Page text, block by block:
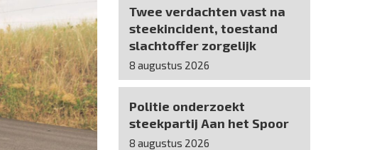
Twee verdachten vast na
steekincident, toestand
slachtoffer zorgelijk
8 augustus 2026
Politie onderzoekt
steekpartij Aan het Spoor
8 augustus 2026